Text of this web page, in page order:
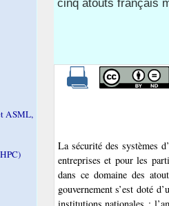
cinq atouts français
La sécurité des systèmes
entreprises et pour les
dans ce domaine des
gouvernement s’est doté
ASML,